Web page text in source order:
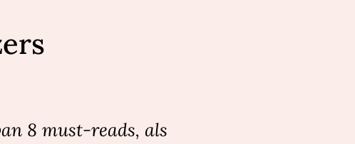
8 must-reads, als